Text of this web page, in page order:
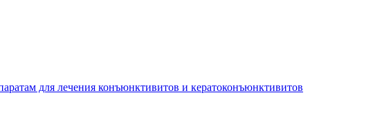
для лечения конъюнктивитов и кератоконъюнктивитов